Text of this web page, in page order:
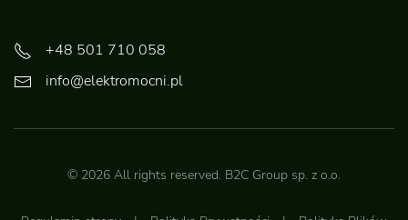
+48 501 710 058
info@elektromocni.pl
© 2026 All rights reserved. B2C Group sp. z o.o.